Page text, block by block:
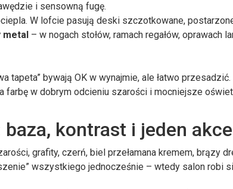
i sensowną fugę.
W lofcie pasują deski szczotkowane,
– w nogach stołów, ramach regałów,
tapeta” bywają OK w wynajmie, ale łatwo
farbę w dobrym odcieniu szarości i mocniejsze
kontrast i jeden
grafity, czerń, biel przełamana kremem, brązy
wszystkiego jednocześnie – wtedy salon robi